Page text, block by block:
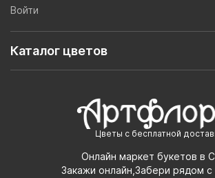
Цветы с бесплатной
Онлайн маркет букетов в
Закажи онлайн,Забери рядом
Войти
Каталог цветов